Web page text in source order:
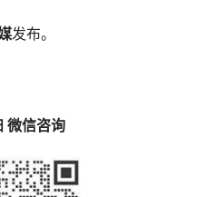
发布。
微信咨询